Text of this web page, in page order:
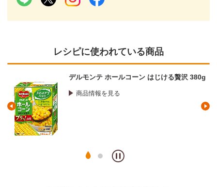
レシピに使われている商品
デルモンテ ホールコーン はじける贅沢 380g
商品情報を見る